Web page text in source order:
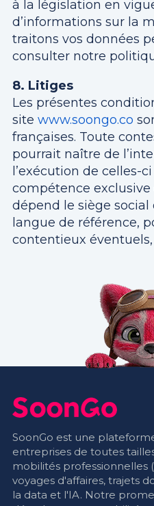
à la législation en
d’informations sur la
traitons vos données
consulter notre
8. Litiges
Les présentes
site www.soongo.co
françaises. Toute
pourrait naître de
l’exécution de celles-
compétence
dépend le siège social
langue de référence,
contentieux éventuels,
SoonGo est une
entreprises de toutes
mobilités professionnelles
voyages d'affaires, trajets
la data et l'IA. Notre